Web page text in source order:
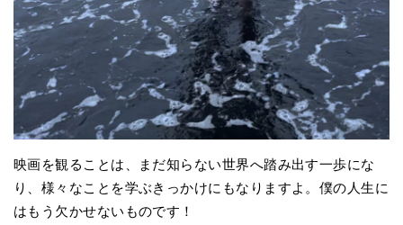
映画を観ることは、まだ知らない世界へ踏み出す一歩にな
り、様々なことを学ぶきっかけにもなりますよ。僕の人生に
はもう欠かせないものです！